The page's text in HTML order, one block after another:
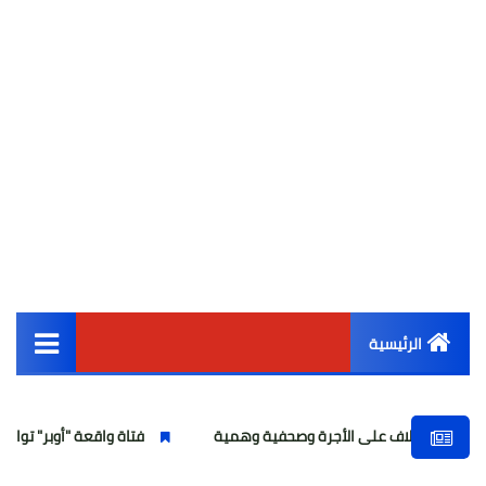
الرئيسية
أخبار مصر
على الأجرة وصحفية وهمية فتاة واقعة "أوبر" تواجه تهمة